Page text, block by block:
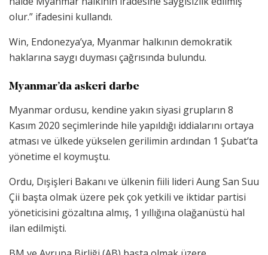
olur.” ifadesini kullandı.
Win, Endonezya’ya, Myanmar halkının demokratik
haklarına saygı duyması çağrısında bulundu.
Myanmar’da askeri darbe
Myanmar ordusu, kendine yakın siyasi grupların 8
Kasım 2020 seçimlerinde hile yapıldığı iddialarını ortaya
atması ve ülkede yükselen gerilimin ardından 1 Şubat’ta
yönetime el koymuştu.
Ordu, Dışişleri Bakanı ve ülkenin fiili lideri Aung San Suu
Çii başta olmak üzere pek çok yetkili ve iktidar partisi
yöneticisini gözaltına almış, 1 yıllığına olağanüstü hal
ilan edilmişti.